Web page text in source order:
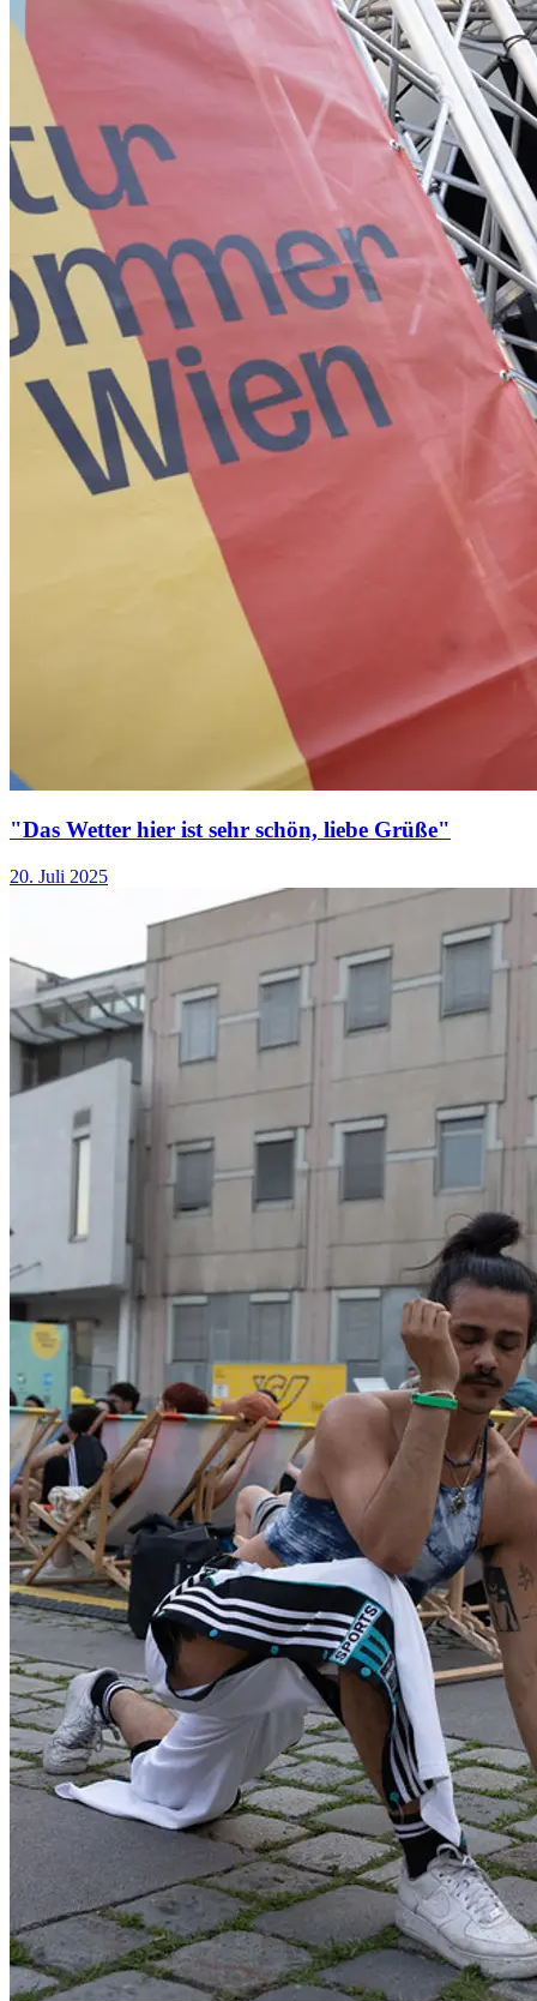
"Das Wetter hier ist sehr schön, liebe Grüße"
20. Juli 2025